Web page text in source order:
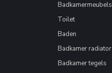
Badkamermeubels
Toilet
Baden
Badkamer radiator
Badkamer tegels